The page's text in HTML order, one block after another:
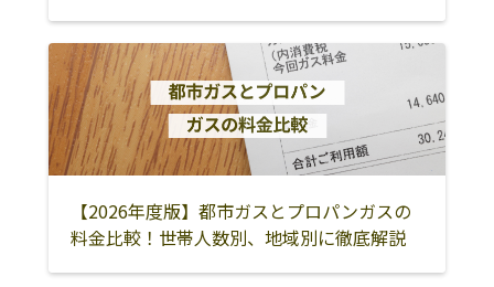
【2026年度版】都市ガスとプロパンガスの
料金比較！世帯人数別、地域別に徹底解説